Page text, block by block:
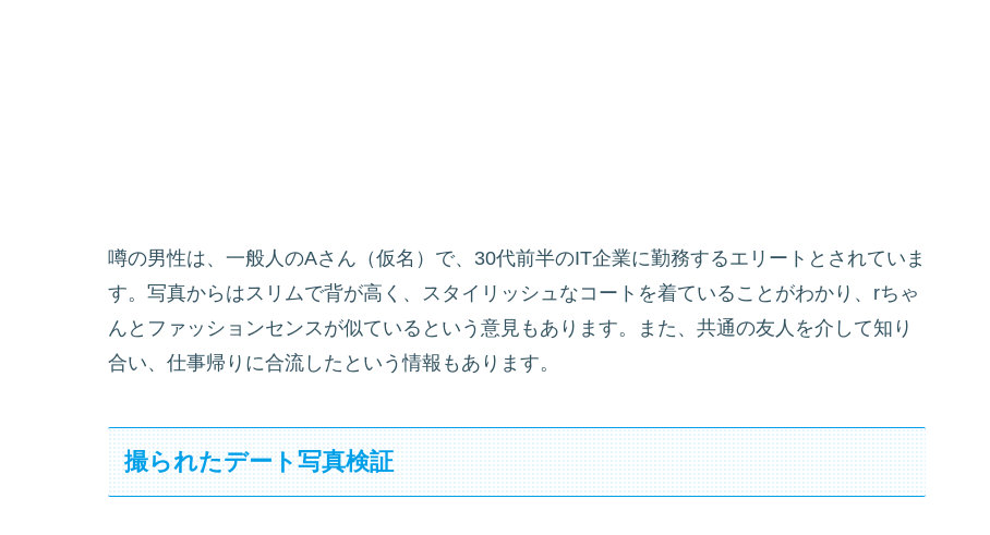
噂の男性は、一般人のAさん（仮名）で、30代前半のIT企業に勤務するエリートとされていま
す。写真からはスリムで背が高く、スタイリッシュなコートを着ていることがわかり、rちゃ
んとファッションセンスが似ているという意見もあります。また、共通の友人を介して知り
合い、仕事帰りに合流したという情報もあります。
撮られたデート写真検証